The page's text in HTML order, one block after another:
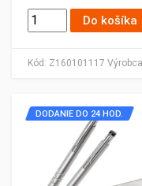
Kód: Z160101117
Do košíka
DODANIE DO 24 HOD.